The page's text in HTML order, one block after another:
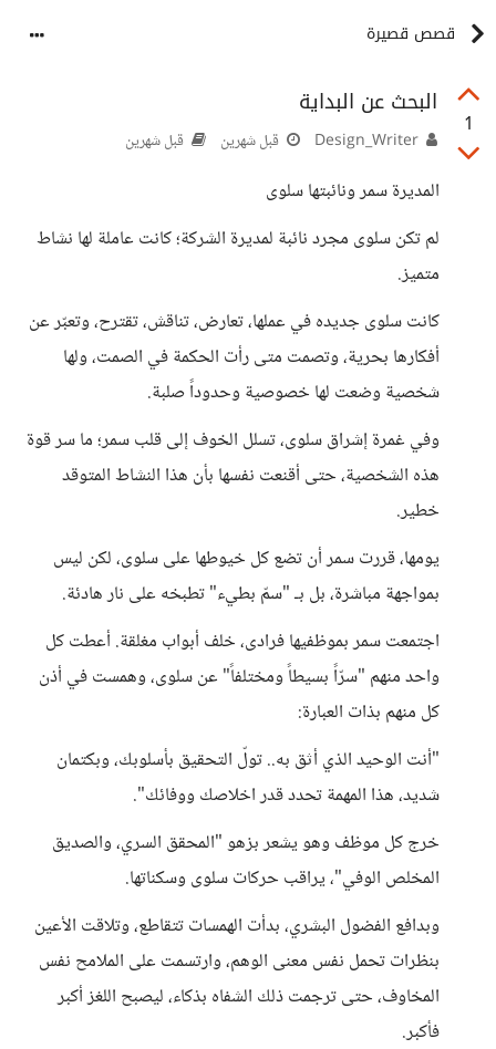
قصص قصيرة
1
البحث عن البداية
قبل شهرين قبل شهرين
المديرة سمر ونائبتها سلوى
لم تكن سلوى مجرد نائبة لمديرة الشركة؛ كانت عاملة لها نشاط
متميز.
كانت سلوى جديده في عملها، تعارض، تناقش، تقترح، وتعبّر عن
أفكارها بحرية، وتصمت متى رأت الحكمة في الصمت، ولها
شخصية وضعت لها خصوصية وحدوداً صلبة.
وفي غمرة إشراق سلوى، تسلل الخوف إلى قلب سمر؛ ما سر قوة
هذه الشخصية، حتى أقنعت نفسها بأن هذا النشاط المتوقد
خطير.
يومها، قررت سمر أن تضع كل خيوطها على سلوى، لكن ليس
بمواجهة مباشرة، بل بـ "سمّ بطيء" تطبخه على نار هادئة.
اجتمعت سمر بموظفيها فرادى، خلف أبواب مغلقة. أعطت كل
واحد منهم "سرّاً بسيطاً ومختلفاً" عن سلوى، وهمست في أذن
كل منهم بذات العبارة:
"أنت الوحيد الذي أثق به.. تولّ التحقيق بأسلوبك، وبكتمان
شديد، هذا المهمة تحدد قدر اخلاصك ووفائك".
خرج كل موظف وهو يشعر بزهو "المحقق السري، والصديق
المخلص الوفي"، يراقب حركات سلوى وسكناتها.
وبدافع الفضول البشري، بدأت الهمسات تتقاطع، وتلاقت الأعين
بنظرات تحمل نفس معنى الوهم، وارتسمت على الملامح نفس
المخاوف، حتى ترجمت ذلك الشفاه بذكاء، ليصبح اللغز أكبر
فأكبر.